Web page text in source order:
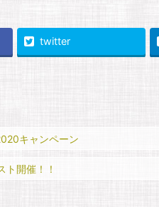
twitter
キャンペーン
ト開催！！